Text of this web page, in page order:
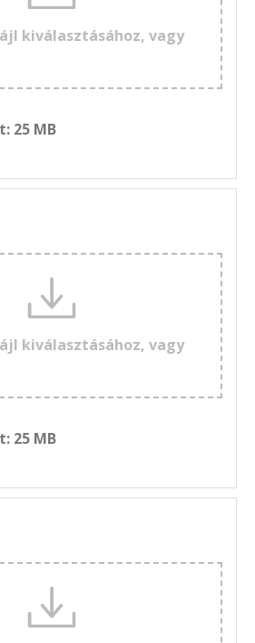
kiválasztásához, vagy
25 MB
kiválasztásához, vagy
25 MB